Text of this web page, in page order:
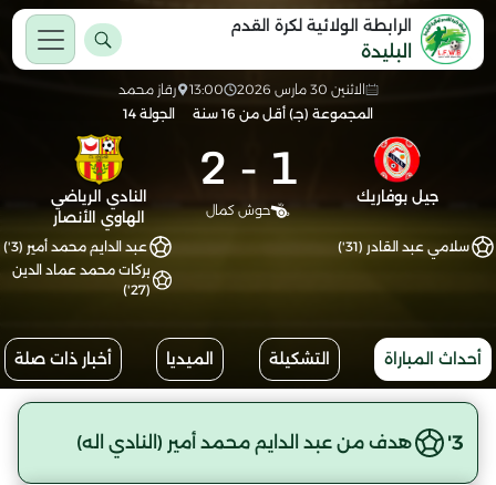
الرابطة الولائية لكرة القدم
البليدة
الاثنين 30 مارس 2026 13:00
رقاز محمد
المجموعة (جـ) أقل من 16 سنة
الجولة 14
جيل بوفاريك 1
-
2
حوش كمال
النادي الرياضي
الهاوي الأنصار
سلامي عبد القادر (31')
عبد الدايم محمد أمير (3')
بركات محمد عماد الدين
(27')
أحداث المباراة التشكيلة الميديا أخبار ذات صلة
3' هدف من عبد الدايم محمد أمير (النادي اله)